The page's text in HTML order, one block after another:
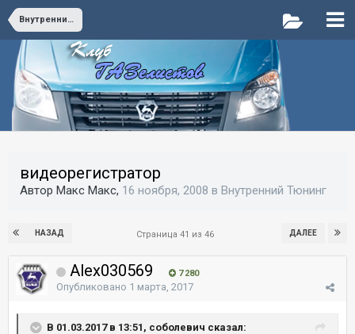
Внутренний Тюнинг
видеорегистратор
Автор Макс Макс, 16 ноября, 2008 в Внутренний Тюнинг
НАЗАД ДАЛЕЕ
Страница 41 из 46
Alex030569 7 280
Опубликовано 1 марта, 2017
В 01.03.2017 в 13:51, соболевич сказал: